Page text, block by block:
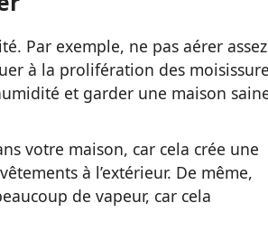
Par exemple, ne pas aérer assez
à la prolifération des
et garder une maison
votre maison, car cela crée une
à l’extérieur. De même,
de vapeur, car cela